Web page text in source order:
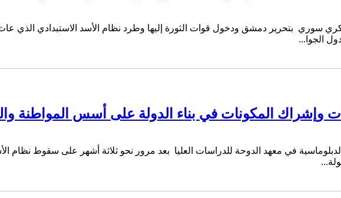
بتحرير دمشق ودخول قوات الثورة إليها وطرد نظام الأسد الاستبدادي الذي
الجوا...
وإشراك المكونات في بناء الدولة على أسس المواطنة
في معهد الدوحة للدراسات العليا بعد مرور نحو ثلاثة أشهر على سقوط نظام